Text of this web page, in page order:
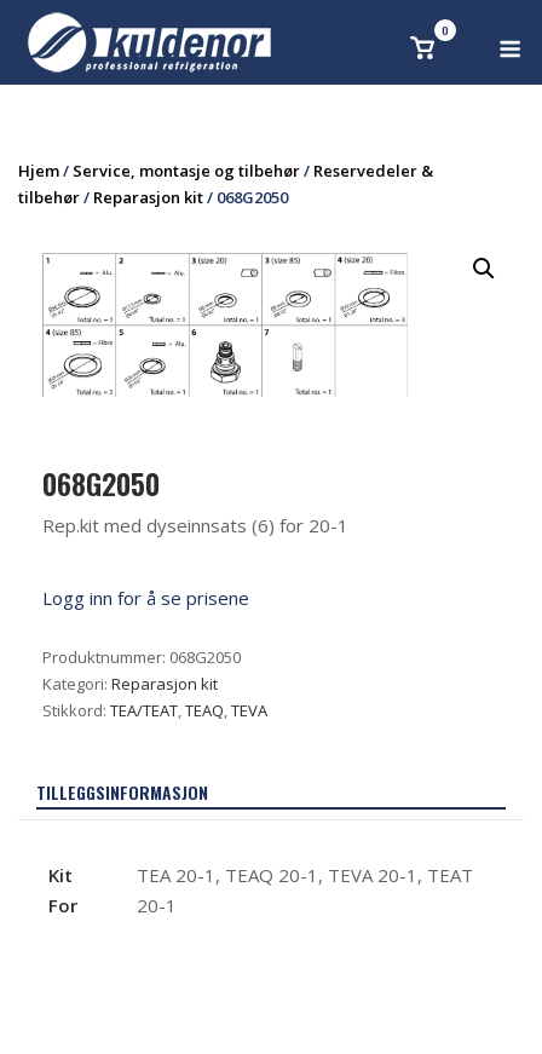
content
Se 0
Hjem/ Service, montasje og tilbehør/ Reservedeler &
tilbehør/ Reparasjon kit/ 068G2050
068G2050
Rep.kit med dyseinnsats (6) for 20-1
Logg inn for å se prisene
Produktnummer: 068G2050
Kategori: Reparasjon kit
Stikkord: TEA/TEAT,TEAQ,TEVA
TILLEGGSINFORMASJON
Kit
For
TEA 20-1, TEAQ 20-1, TEVA 20-1, TEAT
20-1